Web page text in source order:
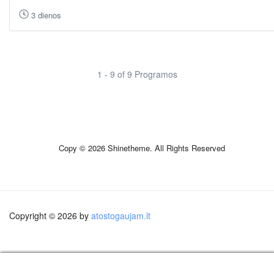
3 dienos
1 - 9 of 9 Programos
Copy © 2026 Shinetheme. All Rights Reserved
Copyright © 2026 by atostogaujam.lt